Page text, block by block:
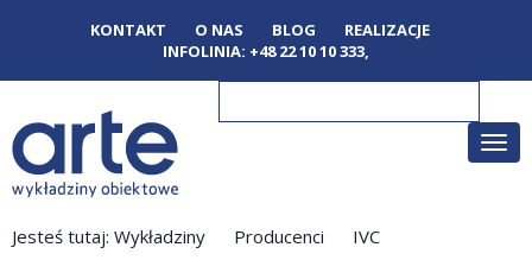
KONTAKT O NAS BLOG
REALIZACJE
INFOLINIA: +48 22 10 10 333,
Jesteś tutaj: Wykładziny Producenci IVC